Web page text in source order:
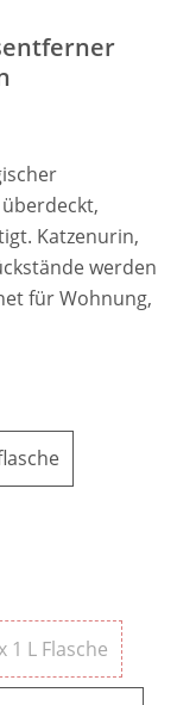
Katzenurin,
werden
für Wohnung,
Konzentrat
1 L Flasche 3 x 1 L